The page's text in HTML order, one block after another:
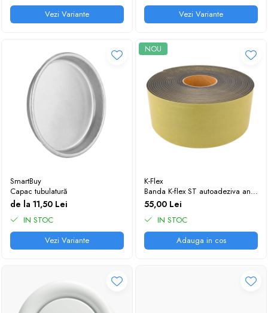
Vezi Variante
Vezi Variante
SmartBuy
Capac tubulatură
de la 11,50 Lei
IN STOC
Vezi Variante
NOU
K-Flex
Banda K-flex ST autoadeziva anti-
condens 10mx100mmx3mm
55,00 Lei
IN STOC
Adauga in cos